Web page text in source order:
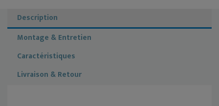
Description
Montage & Entretien
Caractéristiques
Livraison & Retour